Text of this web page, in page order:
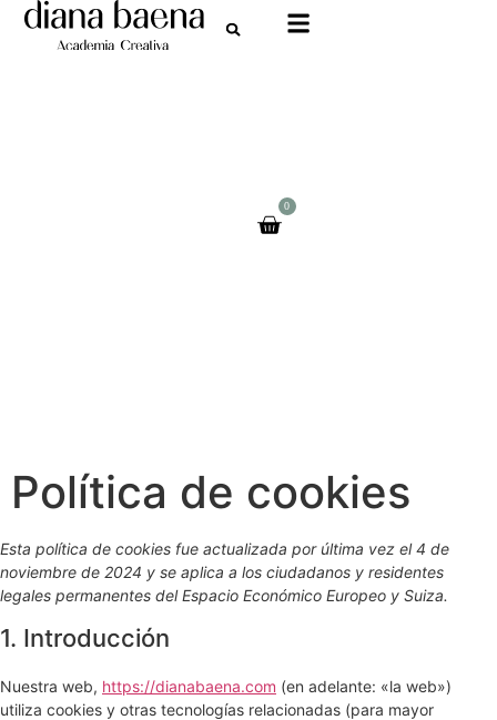
0
Política de cookies
Esta política de cookies fue actualizada por última vez el 4 de
noviembre de 2024 y se aplica a los ciudadanos y residentes
legales permanentes del Espacio Económico Europeo y Suiza.
1. Introducción
Nuestra web, https://dianabaena.com (en adelante: «la web»)
utiliza cookies y otras tecnologías relacionadas (para mayor